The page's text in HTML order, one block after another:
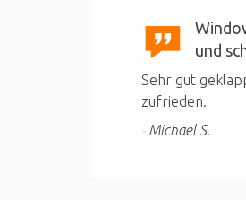
und
Sehr gut
zufrieden.
Michael S.